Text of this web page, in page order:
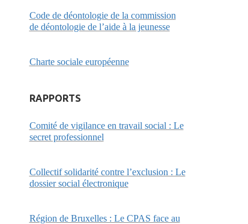
Code de déontologie de la commission
de déontologie de l’aide à la jeunesse
Charte sociale européenne
RAPPORTS
Comité de vigilance en travail social : Le
secret professionnel
Collectif solidarité contre l’exclusion : Le
dossier social électronique
Région de Bruxelles : Le CPAS face au